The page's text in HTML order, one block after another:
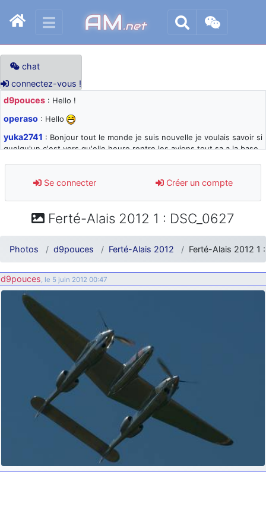
AM.net
chat
connectez-vous !
d9pouces : Hello !
operaso : Hello
yuka2741 : Bonjour tout le monde je suis nouvelle je voulais savoir si
quelqu'un c'est vers qu'elle heure rentre les avions tout sa a la base
d9pouces: désolé pour les quelques blocages du site ces derniers
jours : je teste des méthodes contre le spam et les bots trop nocifs
paxwax: Super, la nouvelle bannière
d9pouces
: je suis un avion@,._,+ > lesquels ? je ne suis pas sûr de
comprendre
d9pouces: ouakamois > si tu parles du sujet sur l'Armée de l'Air,
bien sûr que oui !
je suis un avion@,._,+
moi et quelques avions n'ont pas les mêmes noms qu'aujourd'hui
ouakamois: Bonjourà toutes et à tous.en espérantque ces
quelques images du Pays Basque vous auront plu ; Agur…
: Je me rattraperai à la Ferté samedi
: Malheureusement nonun peu trop loin pour moi !
fox_50: Bonjour, certains parmis vous étaient-ils présent au
meeting de Lann Bihoué de 2026 ?
cachée dans les pins: Coucou et excellente année 2026 à tous et
: Bonne année et tous mes meilleurs voeux à tous pour
2026 !
Se connecter Créer un compte
Ferté-Alais 2012 1 : DSC_0627
Photos d9pouces Ferté-Alais 2012 Ferté-Alais 2012 1
d9pouces, le 5 juin 2012 00:47